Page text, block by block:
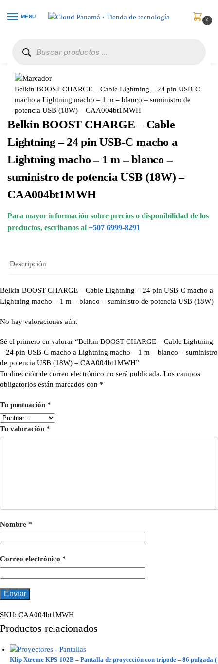
MENU
0
Belkin BOOST CHARGE – Cable Lightning – 24 pin USB-C
macho a Lightning macho – 1 m – blanco – suministro de
potencia USB (18W) – CAA004bt1MWH
Belkin BOOST CHARGE – Cable
Lightning – 24 pin USB-C macho a
Lightning macho – 1 m – blanco –
suministro de potencia USB (18W) –
CAA004bt1MWH
Para mayor información sobre precios o disponibilidad de los
productos, escribanos al +507 6999-8291
Descripción
Belkin BOOST CHARGE – Cable Lightning – 24 pin USB-C macho a
Lightning macho – 1 m – blanco – suministro de potencia USB (18W)
No hay valoraciones aún.
Sé el primero en valorar “Belkin BOOST CHARGE – Cable Lightning
– 24 pin USB-C macho a Lightning macho – 1 m – blanco – suministro
de potencia USB (18W) – CAA004bt1MWH”
Tu dirección de correo electrónico no será publicada. Los campos
obligatorios están marcados con *
Tu puntuación *
Tu valoración *
Nombre *
Correo electrónico *
SKU: CAA004bt1MWH
Productos relacionados
Klip Xtreme KPS-102B – Pantalla de proyección con trípode – 86 pulgada (